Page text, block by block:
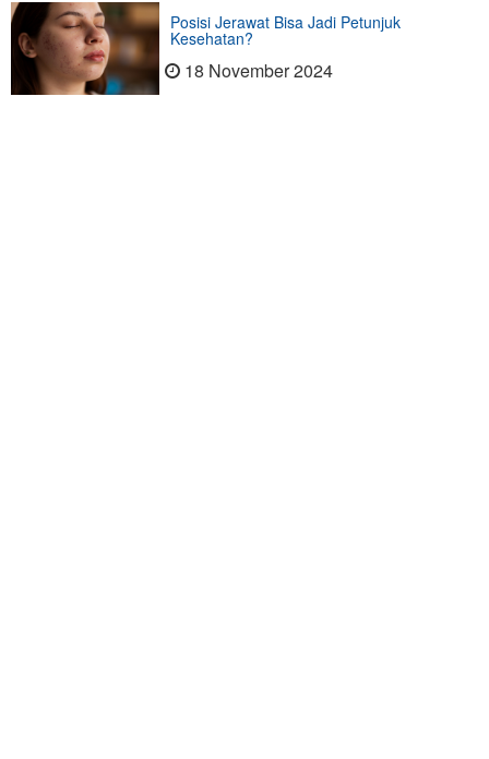
Posisi Jerawat Bisa Jadi Petunjuk
Kesehatan?
18 November 2024